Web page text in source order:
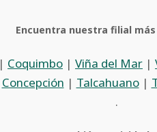
Encuentra nuestra filial
| Coquimbo | Viña del Mar |
Concepción | Talcahuano|
.